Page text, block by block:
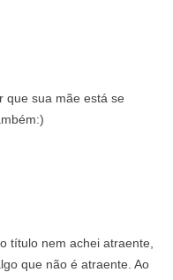
que sua mãe está se
título nem achei atraente,
que não é atraente. Ao